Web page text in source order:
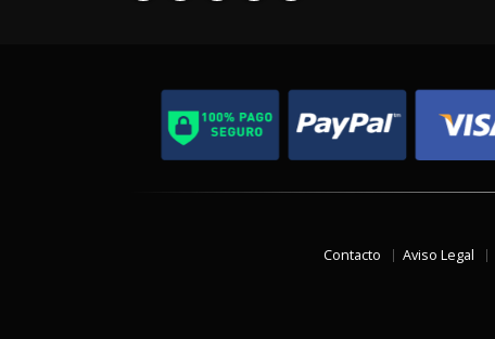
Contacto Aviso Legal